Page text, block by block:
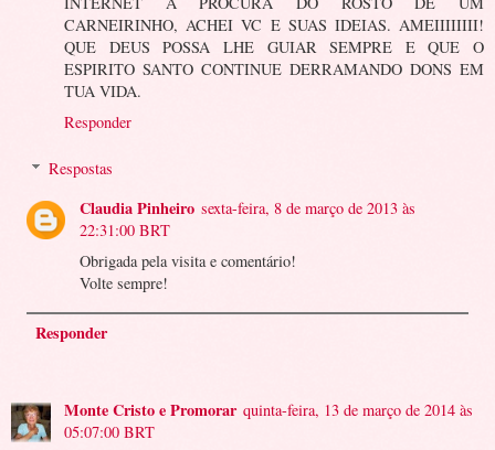
CARNEIRINHO, ACHEI VC E SUAS IDEIAS. AMEIIIIIIII!
QUE DEUS POSSA LHE GUIAR SEMPRE E QUE O
ESPIRITO SANTO CONTINUE DERRAMANDO DONS EM
TUA VIDA.
Responder
Respostas
Claudia Pinheiro sexta-feira, 8 de março de 2013 às
22:31:00 BRT
Obrigada pela visita e comentário!
Volte sempre!
Responder
Monte Cristo e Promorar quinta-feira, 13 de março de 2014 às
05:07:00 BRT